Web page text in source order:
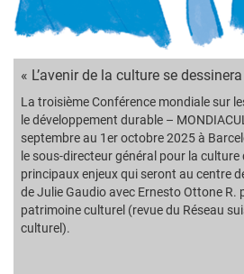
« L’avenir de la culture se
La troisième Conférence mondiale sur
le développement durable –
septembre au 1er octobre 2025 à
le sous-directeur général pour la culture
principaux enjeux qui seront au centre
de Julie Gaudio avec Ernesto Ottone R.
patrimoine culturel (revue du Réseau
culturel).